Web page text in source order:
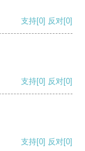
支持[0] 反对[0]
支持[0] 反对[0]
支持[0] 反对[0]